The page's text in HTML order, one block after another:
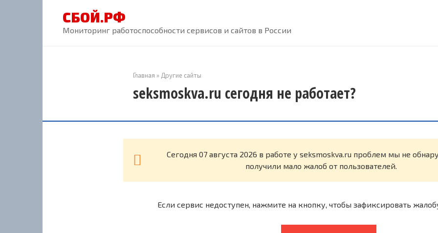
СБОЙ.РФ
Мониторинг работоспособности сервисов и сайтов в России
Главная » Другие сайты
seksmoskva.ru сегодня не работает?
Cегодня 07 августа 2026 в работе у seksmoskva.ru проблем мы не
получили мало жалоб от пользователей.
Если сервис недоступен, нажмите на кнопку, чтобы зафиксировать